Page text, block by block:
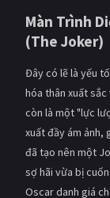
Màn Trình
(The Joker)
Đây có lẽ là yếu
hóa thân xuất
còn là một "lực
xuất đầy ám ảnh,
đã tạo nên một
sợ hãi vừa bị
Oscar danh giá